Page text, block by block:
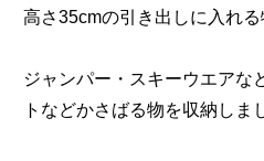
高さ35cmの引き出しに入れる
ジャンパー・スキーウエアな
トなどかさばる物を収納しま